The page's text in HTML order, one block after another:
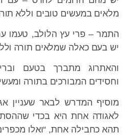
מלאים במעשים טובים וללא
התמר – פרי עץ הלולב, טעמו
יש בעם כאלה שמלאים תורה
והאתרוג מתברך בטעם
וחסידים המבורכים בתורה
מוסיף המדרש לבאר שעניין
לאגודה אחת היא בכדי
תהא כחבילה אחת, “ואלו